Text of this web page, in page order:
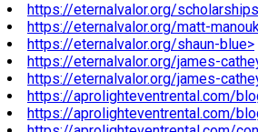
https://eternalvalor.org/
https://eternalvalor.org/matt-
https://eternalvalor.org/shaun-blue>
https://eternalvalor.org/james-
https://eternalvalor.org/james-
https://aprolighteventrental.com/
https://aprolighteventrental.com/